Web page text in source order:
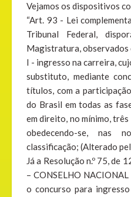
Vejamos os dispositivos
“Art. 93 - Lei
Tribunal Federal,
Magistratura, observados
I - ingresso na carreira,
substituto, mediante
títulos, com a
do Brasil em todas as
em direito, no mínimo,
obedecendo-se, nas
classificação; (Alterado
Já a Resolução n.º 75, de
– CONSELHO
o concurso para